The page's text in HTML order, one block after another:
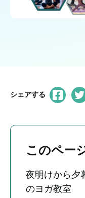
シェアする
このペー
夜明けから夕
のヨガ教室